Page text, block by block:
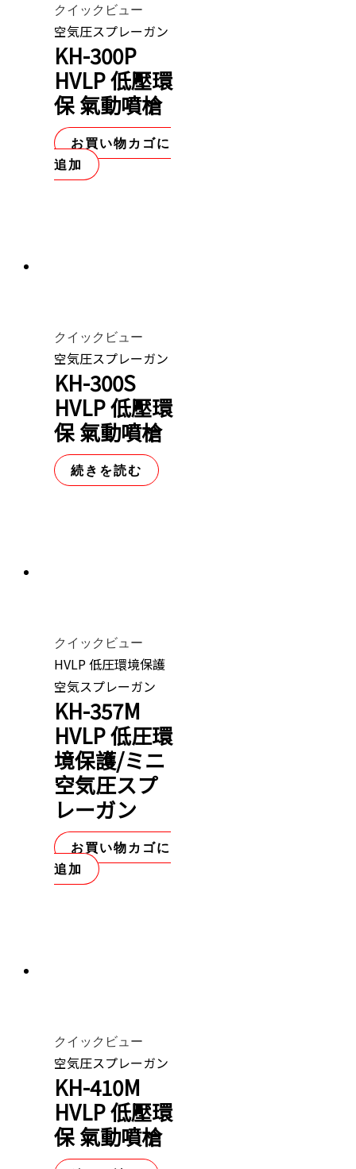
クイックビュー
空気圧スプレーガン
KH-300P
HVLP 低壓環
保 氣動噴槍
お買い物カゴに
追加
クイックビュー
空気圧スプレーガン
KH-300S
HVLP 低壓環
保 氣動噴槍
続きを読む
クイックビュー
HVLP 低圧環境保護
空気スプレーガン
KH-357M
HVLP 低圧環
境保護/ミニ
空気圧スプ
レーガン
お買い物カゴに
追加
クイックビュー
空気圧スプレーガン
KH-410M
HVLP 低壓環
保 氣動噴槍